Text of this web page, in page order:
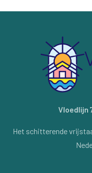
Vloedlijn
Het schitterende